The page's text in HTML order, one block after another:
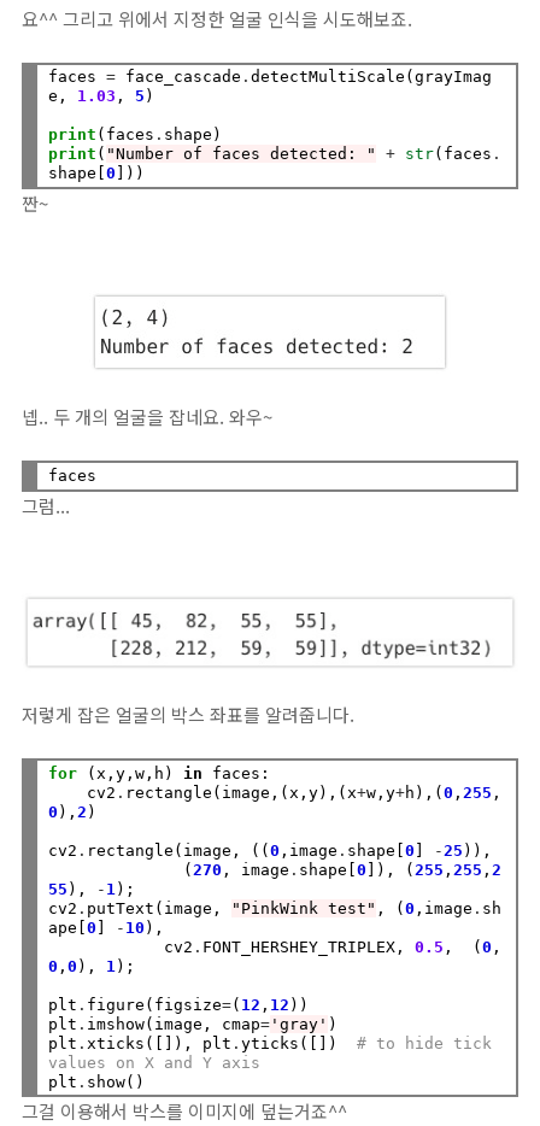
요^^ 그리고 위에서 지정한 얼굴 인식을 시도해보죠.
faces = face_cascade .detectMultiScale(grayImag
e, 1.03 , 5 )
print (faces .
print ( "Number of faces detected: " + str(faces .
shape[0
짠~
넵.. 두 개의 얼굴을 잡네요. 와우~
그럼...
저렇게 잡은 얼굴의 박스 좌표를 알려줍니다.
for (x,y,w,h) in faces:
    cv2
. rectangle(image,(x,y),(x+w,y+h),(0 , 255 ,
0 ), 2 )
cv2 . rectangle(image, ((0 ,image . shape[0 ] - 25 )),
              (
270 , image . shape[0 ]), ( 255 , 255 , 2
55 ), - 1 );
cv2 . putText(image, "PinkWink test" , (0 ,image . sh
ape[0 ] - 10 ),
            cv2
. FONT_HERSHEY_TRIPLEX, 0.5 ,  (0 ,
0 ,0 ), 1 );
plt . figure(figsize=( 12 , 12 ))
plt . imshow(image, cmap= 'gray' )
plt . xticks([]), plt .yticks([]) # to hide tick
values on X and Y axis
plt .
그걸 이용해서 박스를 이미지에 덮는거죠^^